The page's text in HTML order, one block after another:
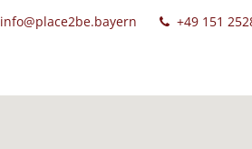
info@place2be.bayern +49 151